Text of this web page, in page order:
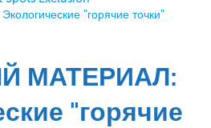
"горячие точки"
МАТЕРИАЛ:
"горячие